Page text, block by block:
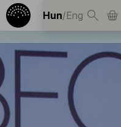
Hun/Eng